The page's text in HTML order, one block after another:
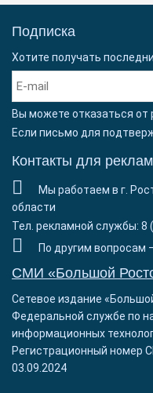
Подписка
Хотите получать
Вы можете отказаться от
Если письмо для
Контакты для
Мы работаем в г.
области
Тел. рекламной службы: 8
По другим вопросам
СМИ «Большой
Сетевое издание
Федеральной службе по
информационных
Регистрационный номер
03.09.2024